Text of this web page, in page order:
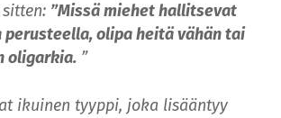
”Missä miehet hallitsevat
olipa heitä vähän tai
oligarkia. ”
ikuinen tyyppi, joka lisääntyy